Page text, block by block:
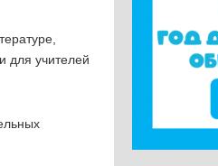
для учителей